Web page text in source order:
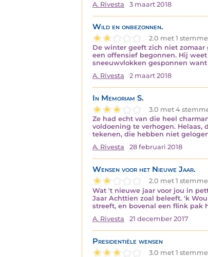
A. Rivesta
3 maart 2018
Wild en onbezonnen.
2.0 met 1
De winter geeft zich niet zomaar
een offensief begonnen. Hij
sneeuwvlokken gesponnen
A. Rivesta
2 maart 2018
In Memoriam S.
3.0 met 4
Ze had echt van die heel
voldoening te verhogen. Helaas,
tekenen, die hebben niet
A. Rivesta
28 februari 2018
Wensen voor het Nieuwe Jaar.
2.0 met 1
Wat 't nieuwe jaar voor jou in
Jaar Achttien zoal beleeft. 'k
streeft, en bovenal een flink pak
A. Rivesta
21 december 2017
Presidentiële wensen
3.0 met 1